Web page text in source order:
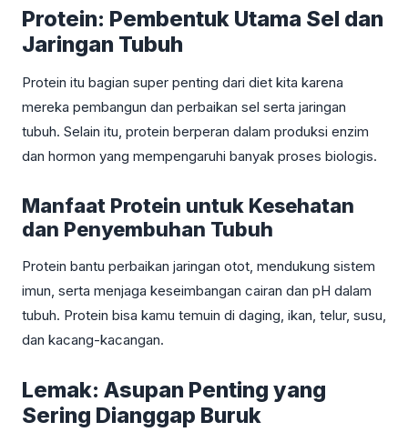
Protein: Pembentuk Utama Sel dan
Jaringan Tubuh
Protein itu bagian super penting dari diet kita karena
mereka pembangun dan perbaikan sel serta jaringan
tubuh. Selain itu, protein berperan dalam produksi enzim
dan hormon yang mempengaruhi banyak proses biologis.
Manfaat Protein untuk Kesehatan
dan Penyembuhan Tubuh
Protein bantu perbaikan jaringan otot, mendukung sistem
imun, serta menjaga keseimbangan cairan dan pH dalam
tubuh. Protein bisa kamu temuin di daging, ikan, telur, susu,
dan kacang-kacangan.
Lemak: Asupan Penting yang
Sering Dianggap Buruk